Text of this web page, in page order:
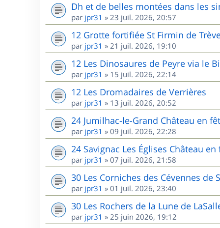
Dh et de belles montées dans les
par jpr31 » 23 juil. 2026, 20:57
12 Grotte fortifiée St Firmin de
par jpr31 » 21 juil. 2026, 19:10
12 Les Dinosaures de Peyre via le
par jpr31 » 15 juil. 2026, 22:14
12 Les Dromadaires de Verrières
par jpr31 » 13 juil. 2026, 20:52
24 Jumilhac-le-Grand Château en
par jpr31 » 09 juil. 2026, 22:28
24 Savignac Les Églises Château en
par jpr31 » 07 juil. 2026, 21:58
30 Les Corniches des Cévennes de
par jpr31 » 01 juil. 2026, 23:40
30 Les Rochers de la Lune de
par jpr31 » 25 juin 2026, 19:12